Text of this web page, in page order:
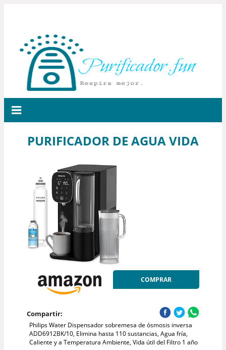
PURIFICADOR DE AGUA VIDA
COMPRAR
Compartir:
Philips Water Dispensador sobremesa de ósmosis inversa
ADD6912BK/10, Elimina hasta 110 sustancias, Agua fría,
Caliente y a Temperatura Ambiente, Vida útil del Filtro 1 año